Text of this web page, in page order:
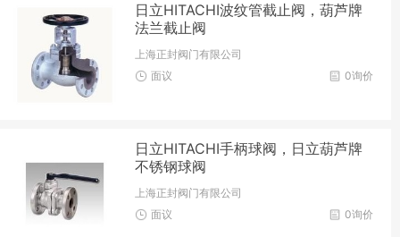
日立HITACHI波纹管截止阀，葫芦牌
法兰截止阀
上海正封阀门有限公司
0询价
面议
日立HITACHI手柄球阀，日立葫芦牌
不锈钢球阀
上海正封阀门有限公司
0询价
面议